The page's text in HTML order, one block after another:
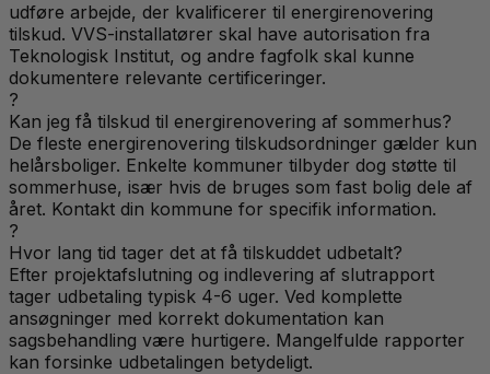
udføre arbejde, der kvalificerer til energirenovering
tilskud. VVS-installatører skal have autorisation fra
Teknologisk Institut, og andre fagfolk skal kunne
dokumentere relevante certificeringer.
?
Kan jeg få tilskud til energirenovering af sommerhus?
De fleste energirenovering tilskudsordninger gælder kun
helårsboliger. Enkelte kommuner tilbyder dog støtte til
sommerhuse, især hvis de bruges som fast bolig dele af
året. Kontakt din kommune for specifik information.
?
Hvor lang tid tager det at få tilskuddet udbetalt?
Efter projektafslutning og indlevering af slutrapport
tager udbetaling typisk 4-6 uger. Ved komplette
ansøgninger med korrekt dokumentation kan
sagsbehandling være hurtigere. Mangelfulde rapporter
kan forsinke udbetalingen betydeligt.